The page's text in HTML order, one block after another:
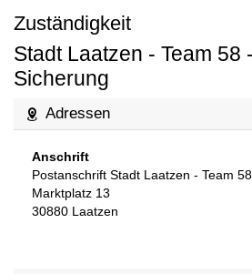
Zuständigkeit
Stadt Laatzen - Team 58
Sicherung
Adressen
Anschrift
Postanschrift Stadt Laatzen - Team
Marktplatz 13
30880 Laatzen